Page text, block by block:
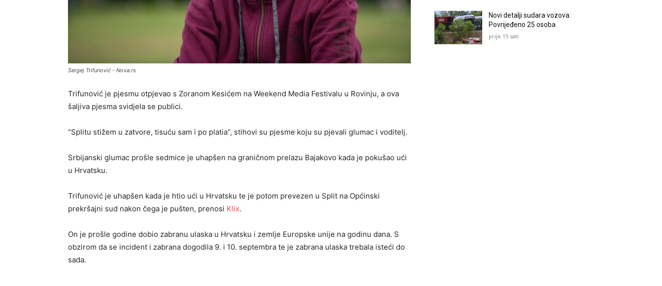
Sergej Trifunović - Nova.rs
Trifunović je pjesmu otpjevao s Zoranom Kesićem na Weekend Media Festivalu u Rovinju, a ova
šaljiva pjesma svidjela se publici.
“Splitu stižem u zatvore, tisuću sam i po platia”, stihovi su pjesme koju su pjevali glumac i voditelj.
Srbijanski glumac prošle sedmice je uhapšen na graničnom prelazu Bajakovo kada je pokušao ući
u Hrvatsku.
Trifunović je uhapšen kada je htio ući u Hrvatsku te je potom prevezen u Split na Općinski
prekršajni sud nakon čega je pušten, prenosi Klix.
On je prošle godine dobio zabranu ulaska u Hrvatsku i zemlje Europske unije na godinu dana. S
obzirom da se incident i zabrana dogodila 9. i 10. septembra te je zabrana ulaska trebala isteći do
sada.
Novi detalji sudara vozova:
Povrijeđeno 25 osoba
prije 15 sati